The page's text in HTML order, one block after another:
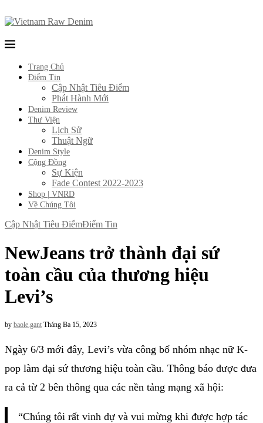
Trang Chủ
Điểm Tin
Cập Nhật Tiêu Điểm
Phát Hành Mới
Denim Review
Thư Viện
Lịch Sử
Thuật Ngữ
Denim Style
Cộng Đồng
Sự Kiện
Fade Contest 2022-2023
Shop | VNRD
Về Chúng Tôi
Cập Nhật Tiêu ĐiểmĐiểm Tin
NewJeans trở thành đại sứ
toàn cầu của thương hiệu
Levi’s
by baole.gant Tháng Ba 15, 2023
Ngày 6/3 mới đây, Levi’s vừa công bố nhóm nhạc nữ K-
pop làm đại sứ thương hiệu toàn cầu. Thông báo được đưa
ra cả từ 2 bên thông qua các nền tảng mạng xã hội:
“Chúng tôi rất vinh dự và vui mừng khi được hợp tác